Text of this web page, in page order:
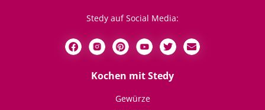
Stedy auf Social Media:
Kochen mit Stedy
Gewürze